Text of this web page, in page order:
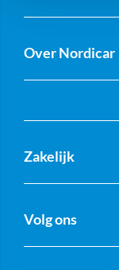
Over Nordicar
Zakelijk
Volg ons